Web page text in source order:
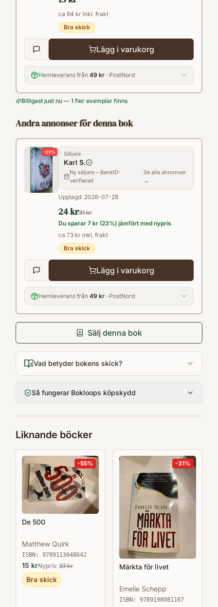
ca 64 kr inkl. frakt
Bra skick
Lägg i varukorg
Hemleverans från 49 kr · PostNord
Billigast just nu — 1 fler exemplar finns
Andra annonser för denna bok
-23% Säljare
Karl S.
Ny säljare – BankID-
verifierad
·
Se alla annonser
→
Upplagd: 2026-07-28
24 kr31 kr
Du sparar 7 kr (23%) jämfört med nypris
ca 73 kr inkl. frakt
Bra skick
Lägg i varukorg
Hemleverans från 49 kr · PostNord
Sälj denna bok
Vad betyder bokens skick?
Så fungerar Bokloops köpskydd
Liknande böcker
-55%
De 500
Matthew Quirk
ISBN: 9789113048642
15 krNypris: 33kr
Bra skick
-31%
Märkta för livet
Emelie Schepp
ISBN: 9789198081107